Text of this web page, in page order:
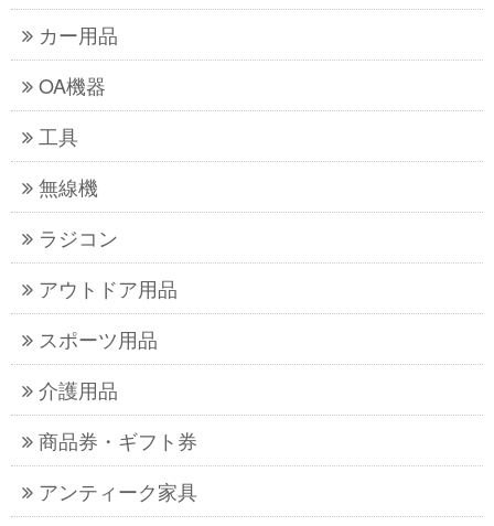
カー用品
OA機器
工具
無線機
ラジコン
アウトドア用品
スポーツ用品
介護用品
商品券・ギフト券
アンティーク家具